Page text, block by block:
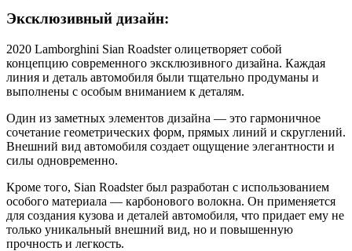
Эксклюзивный дизайн:
2020 Lamborghini Sian Roadster олицетворяет собой
концепцию современного эксклюзивного дизайна. Каждая
линия и деталь автомобиля были тщательно продуманы и
выполнены с особым вниманием к деталям.
Один из заметных элементов дизайна — это гармоничное
сочетание геометрических форм, прямых линий и скруглений.
Внешний вид автомобиля создает ощущение элегантности и
силы одновременно.
Кроме того, Sian Roadster был разработан с использованием
особого материала — карбонового волокна. Он применяется
для создания кузова и деталей автомобиля, что придает ему не
только уникальный внешний вид, но и повышенную
прочность и легкость.